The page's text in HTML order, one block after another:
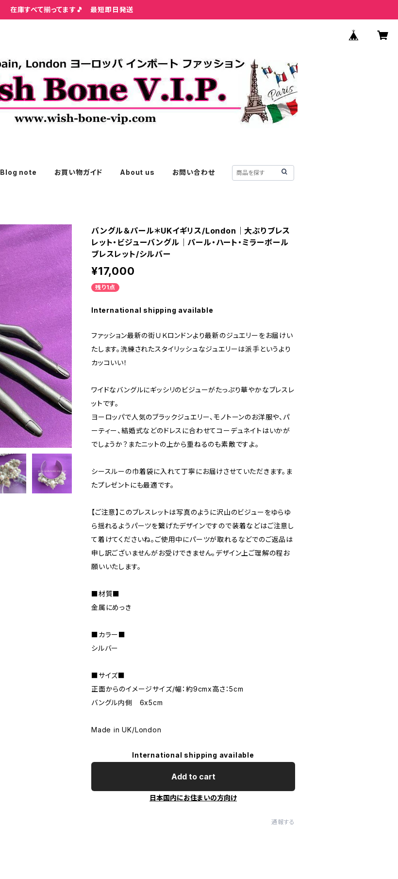
在庫すべて揃ってます🎵 最短即日発送
Blog note お買い物ガイド About us お問い合わせ
バングル＆パール＊UKイギリス/London｜大ぶりブレス
レット・ビジューバングル｜パール・ハート・ミラーボール
ブレスレット/シルバー
¥17,000
残り1点
International shipping available
ファッション最新の街ＵＫロンドンより最新のジュエリーをお届けい
たします。洗練されたスタイリッシュなジュエリーは派手というより
カッコいい！
ワイドなバングルにギッシリのビジューがたっぷり華やかなブレスレ
ットです。
ヨーロッパで人気のブラックジュエリー、モノトーンのお洋服や、パ
ーティー、結婚式などのドレスに合わせてコーデュネイトはいかが
でしょうか？またニットの上から重ねるのも素敵ですよ。
シースルーの巾着袋に入れて丁寧にお届けさせていただきます。ま
たプレゼントにも最適です。
【ご注意】このブレスレットは写真のように沢山のビジューをゆらゆ
ら揺れるようパーツを繋げたデザインですので装着などはご注意し
て着けてくださいね。ご使用中にパーツが取れるなどでのご返品は
申し訳ございませんがお受けできません。デザイン上ご理解の程お
願いいたします。
■材質■
金属にめっき
■カラー■
シルバー
■サイズ■
正面からのイメージサイズ/幅：約9cmx高さ：5cm
バングル内側 6x5cm
Made in UK/London
International shipping available
Add to cart
日本国内にお住まいの方向け
通報する